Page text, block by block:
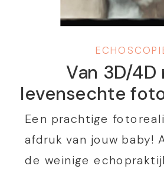
Van 3D/4D
levensechte
baby in
Een prachtige
afdruk van jouw baby!
de weinige